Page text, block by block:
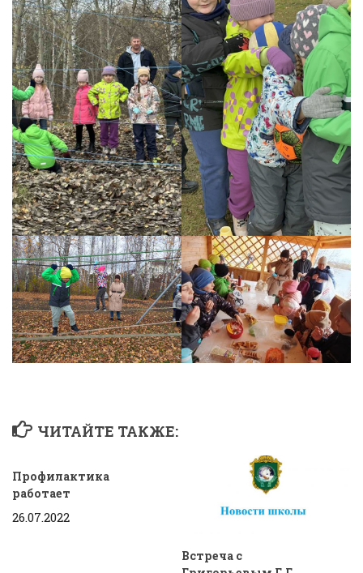
ЧИТАЙТЕ ТАКЖЕ:
Профилактика
работает
26.07.2022
Встреча с